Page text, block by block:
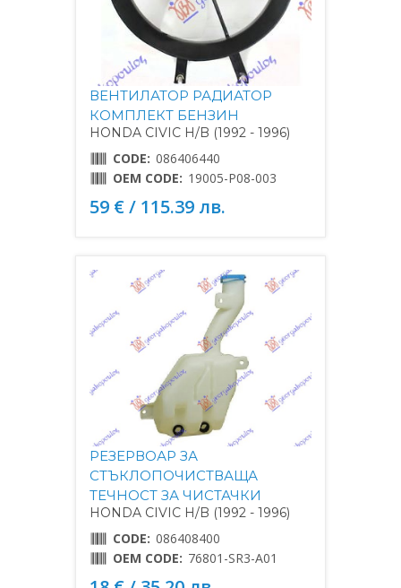
ВЕНТИЛАТОР РАДИАТОР
КОМПЛЕКТ БЕНЗИН
HONDA CIVIC H/B (1992 - 1996)
CODE: 086406440
OEM CODE: 19005-P08-003
59 € / 115.39 лв.
РЕЗЕРВОАР ЗА
СТЪКЛОПОЧИСТВАЩА
ТЕЧНОСТ ЗА ЧИСТАЧКИ
HONDA CIVIC H/B (1992 - 1996)
CODE: 086408400
OEM CODE: 76801-SR3-A01